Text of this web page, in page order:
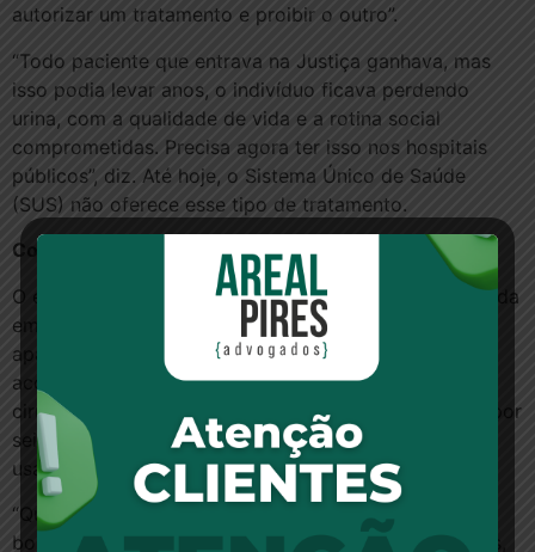
autorizar um tratamento e proibir o outro”.
“Todo paciente que entrava na Justiça ganhava, mas
isso podia levar anos, o indivíduo ficava perdendo
urina, com a qualidade de vida e a rotina social
comprometidas. Precisa agora ter isso nos hospitais
públicos”, diz. Até hoje, o Sistema Único de Saúde
(SUS) não oferece esse tipo de tratamento.
Como funciona o aparelho
O esfíncter artificial é uma prótese de silicone colocada
em volta da uretra do paciente, que manuseia o
aparelho por meio de uma “bombinha” hidráulica
acondicionada no saco escrotal. Após ser colocado
cirurgicamente, esse sistema a vácuo fica desligado por
seis a oito semanas e, então, pode começar a ser
usado.
“Quando precisa urinar, o homem aperta essa
bombinha, que abre a uretra. Depois de 2 a 5 minutos,